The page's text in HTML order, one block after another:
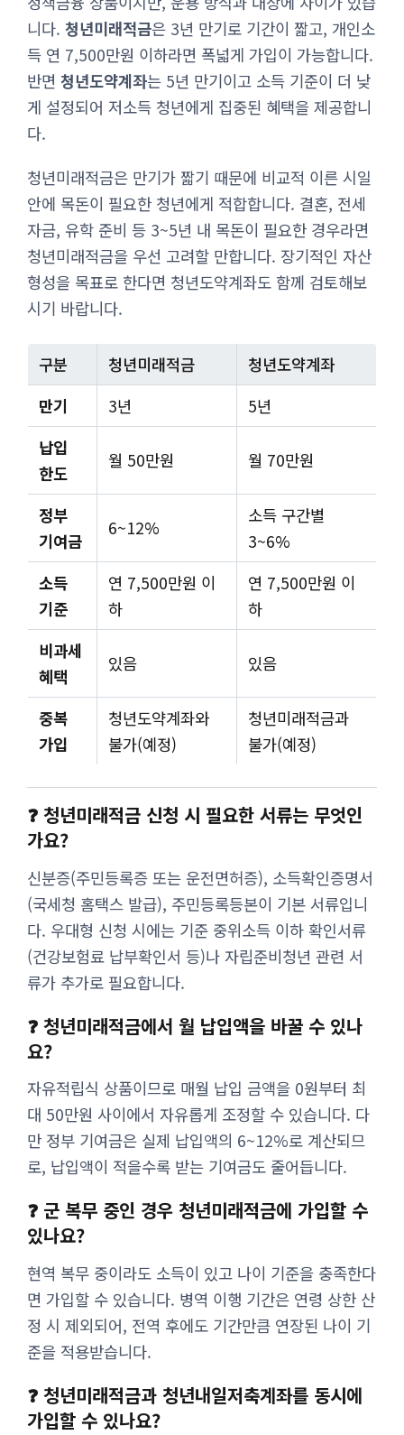
니다. 청년미래적금은 3년 만기로 기간이 짧고, 개인소
득 연 7,500만원 이하라면 폭넓게 가입이 가능합니다.
반면 청년도약계좌는 5년 만기이고 소득 기준이 더 낮
게 설정되어 저소득 청년에게 집중된 혜택을 제공합니
다.
청년미래적금은 만기가 짧기 때문에 비교적 이른 시일
안에 목돈이 필요한 청년에게 적합합니다. 결혼, 전세
자금, 유학 준비 등 3~5년 내 목돈이 필요한 경우라면
청년미래적금을 우선 고려할 만합니다. 장기적인 자산
형성을 목표로 한다면 청년도약계좌도 함께 검토해보
시기 바랍니다.
구분 청년미래적금
청년도약계좌
만기
3년
5년
납입
한도
월 50만원 월 70만원
정부
기여금
6~12%
소득 구간별
3~6%
소득
기준
연 7,500만원 이
하
연 7,500만원 이
하
비과세
혜택
있음 있음
중복
가입
청년도약계좌와
불가(예정)
청년미래적금과
불가(예정)
❓ 청년미래적금 신청 시 필요한 서류는 무엇인
가요?
신분증(주민등록증 또는 운전면허증), 소득확인증명서
(국세청 홈택스 발급), 주민등록등본이 기본 서류입니
다. 우대형 신청 시에는 기준 중위소득 이하 확인서류
(건강보험료 납부확인서 등)나 자립준비청년 관련 서
류가 추가로 필요합니다.
❓ 청년미래적금에서 월 납입액을 바꿀 수 있나
요?
자유적립식 상품이므로 매월 납입 금액을 0원부터 최
대 50만원 사이에서 자유롭게 조정할 수 있습니다. 다
만 정부 기여금은 실제 납입액의 6~12%로 계산되므
로, 납입액이 적을수록 받는 기여금도 줄어듭니다.
❓ 군 복무 중인 경우 청년미래적금에 가입할 수
있나요?
현역 복무 중이라도 소득이 있고 나이 기준을 충족한다
면 가입할 수 있습니다. 병역 이행 기간은 연령 상한 산
정 시 제외되어, 전역 후에도 기간만큼 연장된 나이 기
준을 적용받습니다.
❓ 청년미래적금과 청년내일저축계좌를 동시에
가입할 수 있나요?